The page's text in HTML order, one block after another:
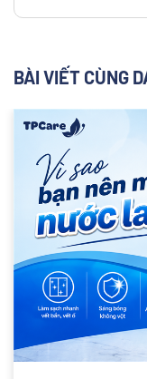
BÀI VIẾT CÙNG